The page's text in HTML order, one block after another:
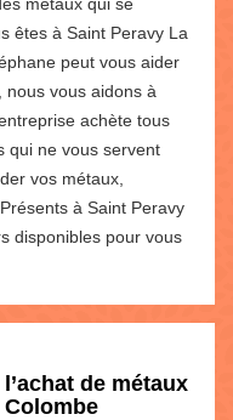
êtes à Saint Peravy La
peut vous aider
nous vous aidons à
achète tous
qui ne vous servent
vos métaux,
à Saint Peravy
disponibles pour vous
de métaux